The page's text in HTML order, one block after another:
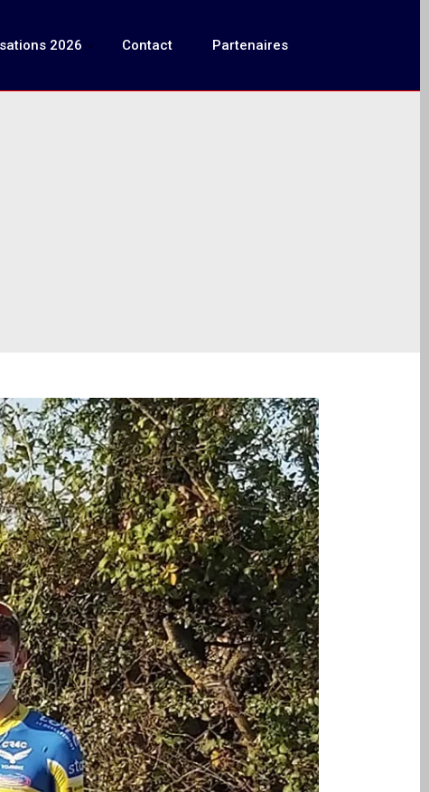
2026 Contact Partenaires